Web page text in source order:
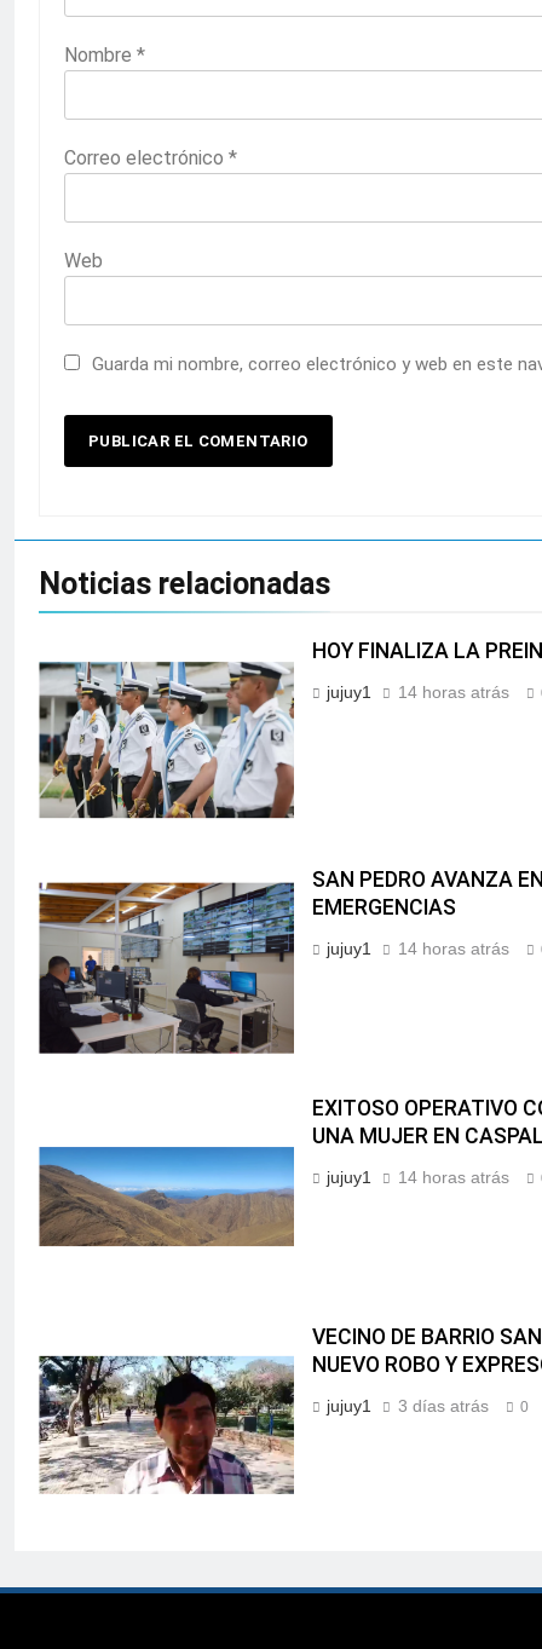
Nombre *
Correo electrónico *
Web
Guarda mi nombre, correo electrónico y web en este
Noticias relacionadas
HOY FINALIZA LA
jujuy1 14 horas atrás
SAN PEDRO AVANZA
EMERGENCIAS
jujuy1 14 horas atrás
EXITOSO OPERATIVO
UNA MUJER EN
jujuy1 14 horas atrás
VECINO DE BARRIO
NUEVO ROBO Y
jujuy1 3 días atrás 0